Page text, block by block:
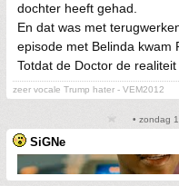
dochter heeft gehad.
En dat was met
episode met Belinda kwam
Totdat de Doctor de realiteit
zeer vocale Trump hater - VEM2012
• zondag
SiGNe